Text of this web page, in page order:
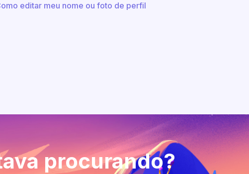
editar meu nome ou foto de perfil
procurando?